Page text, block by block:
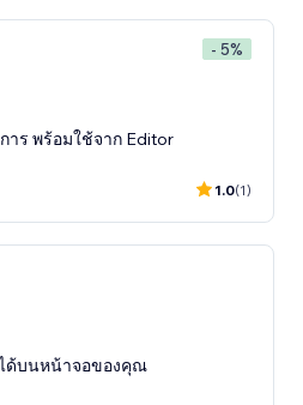
- 5%
าร พร้อมใช้จาก Editor
1.0(1)
ด้บนหน้าจอของคุณ